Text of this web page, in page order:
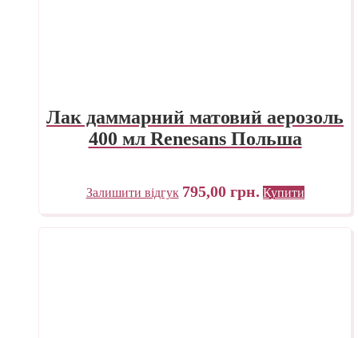
Лак даммарний матовий аерозоль
400 мл Renesans Польша
Залишити відгук 795,00 грн. Купити